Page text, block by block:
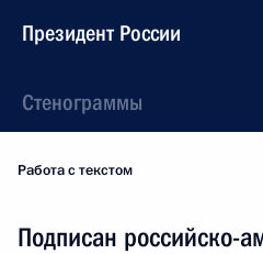
Президент России
Стенограммы
Работа с текстом
Подписан российско-